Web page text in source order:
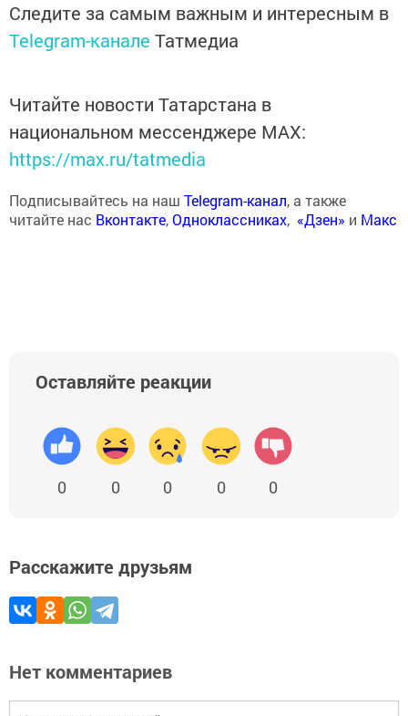
Следите за самым важным и интересным в
Telegram-канале Татмедиа
Читайте новости Татарстана в
национальном мессенджере MАХ:
https://max.ru/tatmedia
Подписывайтесь на наш Telegram-канал, а также
читайте нас Вконтакте,Одноклассниках, «Дзен» и Макс
Оставляйте реакции
0 0 0 0 0
Расскажите друзьям
Нет комментариев